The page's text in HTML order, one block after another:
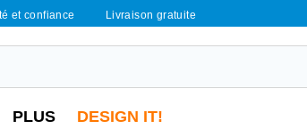
et confiance Livraison gratuite
PLUS DESIGN IT!